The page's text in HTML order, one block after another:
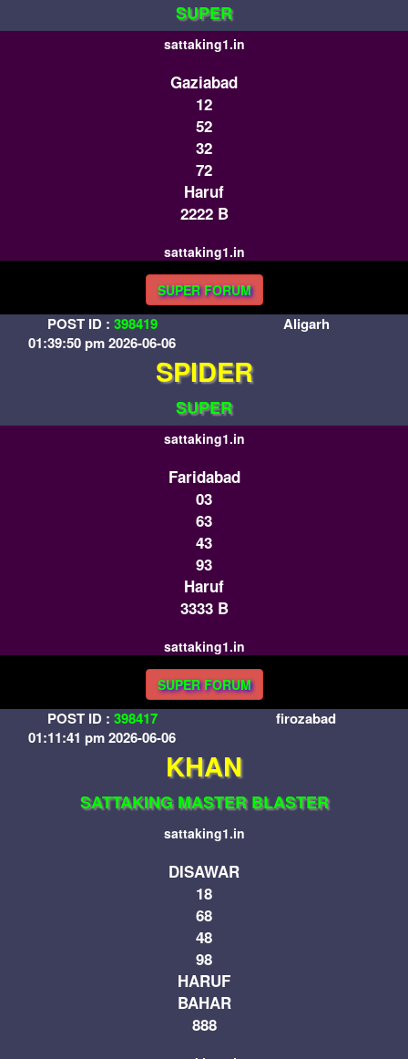
SUPER
sattaking1.in
Gaziabad
12
52
32
72
Haruf
2222 B
sattaking1.in
SUPER FORUM
POST ID : 398419
01:39:50 pm 2026-06-06
Aligarh
SPIDER
SUPER
sattaking1.in
Faridabad
03
63
43
93
Haruf
3333 B
sattaking1.in
SUPER FORUM
POST ID : 398417
01:11:41 pm 2026-06-06
firozabad
KHAN
SATTAKING MASTER BLASTER
sattaking1.in
DISAWAR
18
68
48
98
HARUF
BAHAR
888